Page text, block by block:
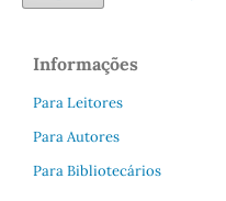
Informações
Para Leitores
Para Autores
Para Bibliotecários